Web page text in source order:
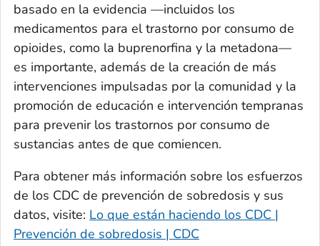
basado en la evidencia —incluidos los
medicamentos para el trastorno por consumo de
opioides, como la buprenorfina y la metadona—
es importante, además de la creación de más
intervenciones impulsadas por la comunidad y la
promoción de educación e intervención tempranas
para prevenir los trastornos por consumo de
sustancias antes de que comiencen.
Para obtener más información sobre los esfuerzos
de los CDC de prevención de sobredosis y sus
datos, visite: Lo que están haciendo los CDC |
Prevención de sobredosis | CDC